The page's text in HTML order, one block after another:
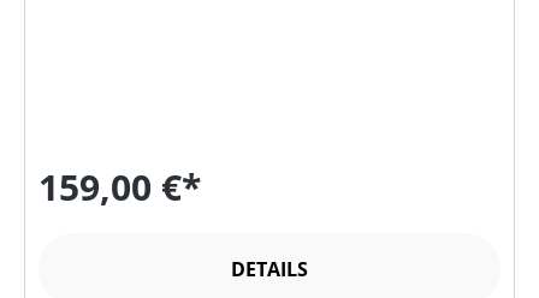
159,00 €*
DETAILS